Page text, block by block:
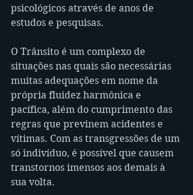
psicológicos através de anos de
estudos e pesquisas.
O Trânsito é um complexo de
situações nas quais são necessárias
muitas adequações em nome da
própria fluidez harmônica e
pacífica, além do cumprimento das
regras que previnem acidentes e
vítimas. Com as transgressões de um
só indivíduo, é possível que causem
transtornos imensos aos demais à
sua volta.